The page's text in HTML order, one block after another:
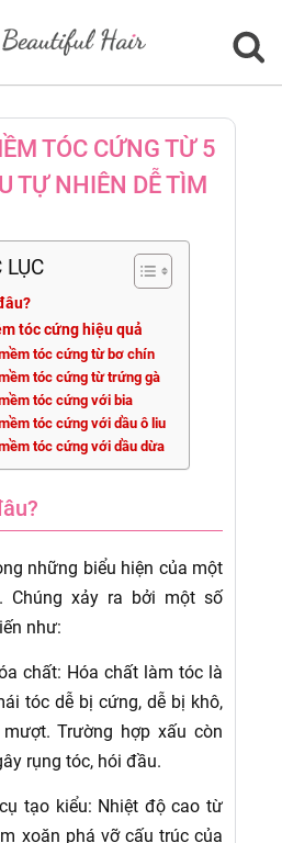
TÓC CỨNG TỪ 5
TỰ NHIÊN DỄ TÌM
LỤC
tóc cứng hiệu quả
tóc cứng từ bơ chín
tóc cứng từ trứng gà
tóc cứng với bia
tóc cứng với dầu ô liu
tóc cứng với dầu dừa
những biểu hiện của một
Chúng xảy ra bởi một số
như:
chất: Hóa chất làm tóc là
tóc dễ bị cứng, dễ bị khô,
Trường hợp xấu còn
rụng tóc, hói đầu.
tạo kiểu: Nhiệt độ cao từ
xoăn phá vỡ cấu trúc của